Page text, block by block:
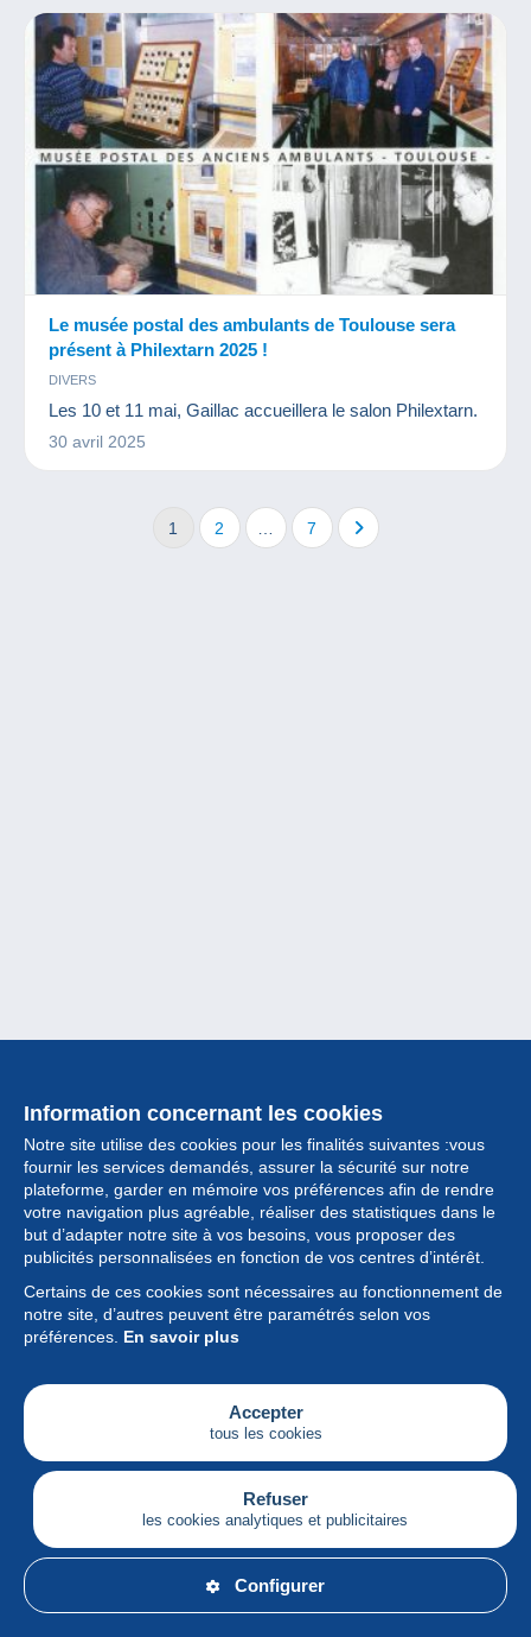
Le musée postal des ambulants de Toulouse sera
présent à Philextarn 2025 !
DIVERS
Les 10 et 11 mai, Gaillac accueillera le salon Philextarn.
30 avril 2025
1 2 7
Information concernant les cookies
Notre site utilise des cookies pour les finalités suivantes :vous
fournir les services demandés, assurer la sécurité sur notre
plateforme, garder en mémoire vos préférences afin de rendre
votre navigation plus agréable, réaliser des statistiques dans le
but d’adapter notre site à vos besoins, vous proposer des
publicités personnalisées en fonction de vos centres d’intérêt.
Certains de ces cookies sont nécessaires au fonctionnement de
notre site, d’autres peuvent être paramétrés selon vos
préférences. En savoir plus
Accepter
tous les cookies
Refuser
les cookies analytiques et publicitaires
Configurer
Collection
Actualités
Fonctionnalités
Société
Services
Articles
Français